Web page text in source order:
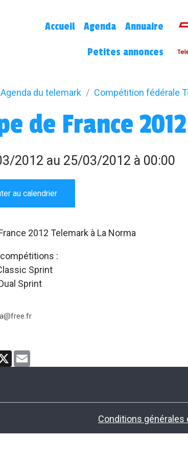
Accueil Agenda Annuaire
Petites annonces
Agenda du telemark Compétition fédérale
de France
2012 au 25/03/2012 à 00:00
au calendrier
2012 Telemark à La Norma
:
Sprint
Sprint
X
Conditions générales